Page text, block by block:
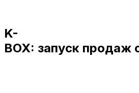
K-
BOX: запуск продаж